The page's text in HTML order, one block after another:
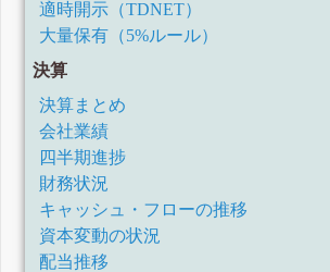
適時開示（TDNET）
大量保有（5%ルール）
決算
決算まとめ
会社業績
四半期進捗
財務状況
キャッシュ・フローの推移
資本変動の状況
配当推移